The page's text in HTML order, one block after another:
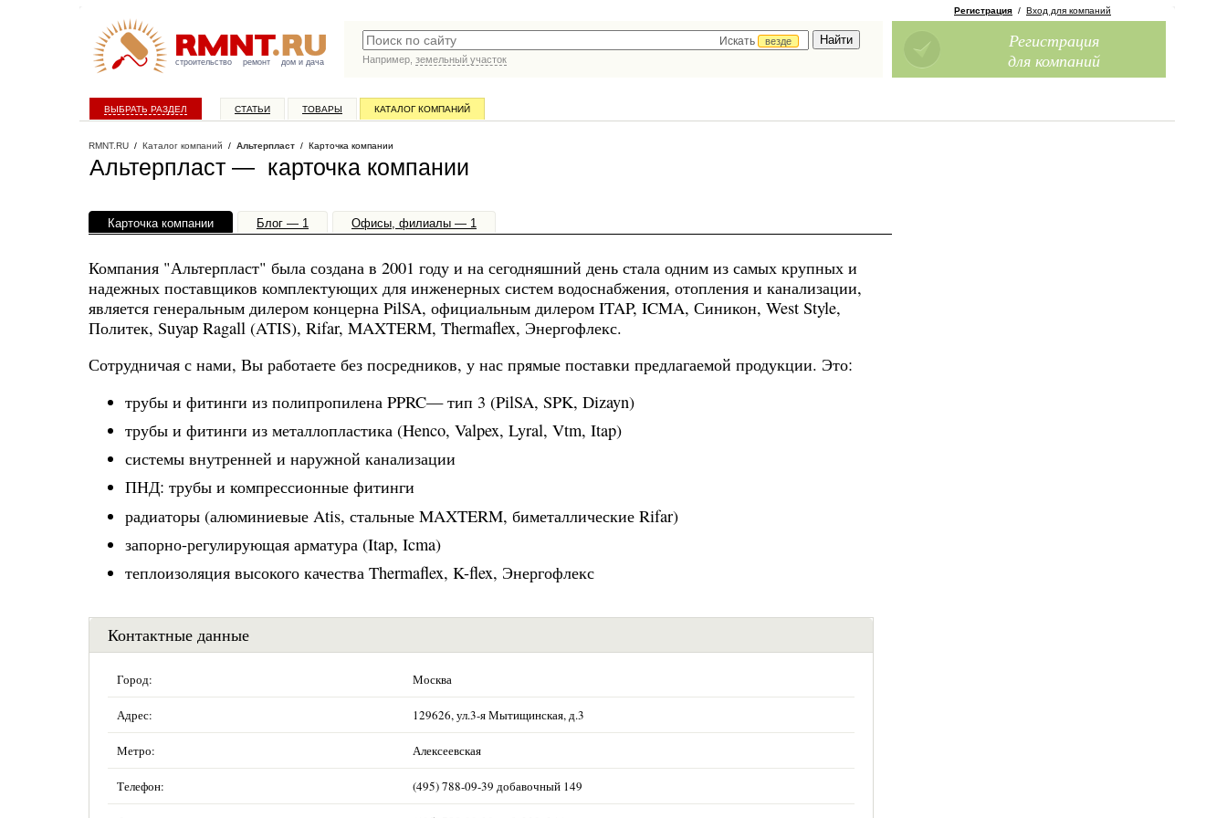
строительство ремонт дом и дача
Искать
везде
Например, земельный участок
Регистрация / Вход для компаний
Регистрация
для компаний
ВЫБРАТЬ РАЗДЕЛ СТАТЬИ ТОВАРЫ КАТАЛОГ КОМПАНИЙ
RMNT.RU / Каталог компаний / Альтерпласт / Карточка компании
Альтерпласт — карточка компании
Карточка компании Блог — 1 Офисы, филиалы — 1
Компания "Альтерпласт" была создана в 2001 году и на сегодняшний день стала одним из самых крупных и
надежных поставщиков комплектующих для инженерных систем водоснабжения, отопления и канализации,
является генеральным дилером концерна PilSA, официальным дилером ITAP, ICMA, Синикон, West Style,
Политек, Suyap Ragall (ATIS), Rifar, MAXTERM, Thermaflex, Энергофлекс.
Сотрудничая с нами, Вы работаете без посредников, у нас прямые поставки предлагаемой продукции. Это:
трубы и фитинги из полипропилена PPRC— тип 3 (PilSA, SPK, Dizayn)
трубы и фитинги из металлопластика (Henco, Valpex, Lyral, Vtm, Itap)
системы внутренней и наружной канализации
ПНД: трубы и компрессионные фитинги
радиаторы (алюминиевые Atis, стальные MAXTERM, биметаллические Rifar)
запорно-регулирующая арматура (Itap, Icma)
теплоизоляция высокого качества Thermaflex, K-flex, Энергофлекс
Контактные данные
Город: Москва
Адрес: 129626, ул.3-я Мытищинская, д.3
Метро: Алексеевская
Телефон: (495) 788-09-39 добавочный 149